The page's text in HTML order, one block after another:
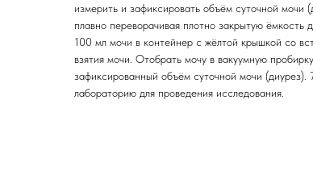
измерить и зафиксировать объём суточной
плавно переворачивая плотно закрытую
100 мл мочи в контейнер с жёлтой крышкой со
взятия мочи. Отобрать мочу в вакуумную
зафиксированный объём суточной мочи (диурез).
лабораторию для проведения исследования.